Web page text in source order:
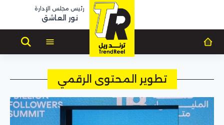
رئيس مجلس الإدارة
نور العاشق
تطوير المحتوى الرقمي